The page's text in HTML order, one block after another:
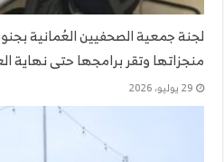
لجنة جمعية الصحفيين العُمانية
منجزاتها وتقر برامجها حتى نهاية
29 يوليو، 2026